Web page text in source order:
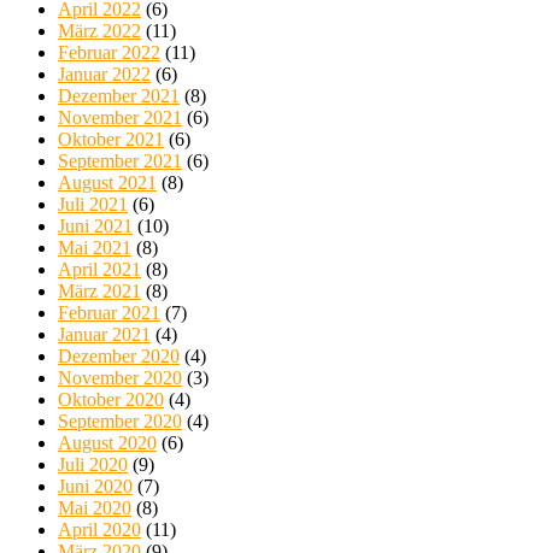
April 2022 (6)
März 2022 (11)
Februar 2022 (11)
Januar 2022 (6)
Dezember 2021 (8)
November 2021 (6)
Oktober 2021 (6)
September 2021 (6)
August 2021 (8)
Juli 2021 (6)
Juni 2021 (10)
Mai 2021 (8)
April 2021 (8)
März 2021 (8)
Februar 2021 (7)
Januar 2021 (4)
Dezember 2020 (4)
November 2020 (3)
Oktober 2020 (4)
September 2020 (4)
August 2020 (6)
Juli 2020 (9)
Juni 2020 (7)
Mai 2020 (8)
April 2020 (11)